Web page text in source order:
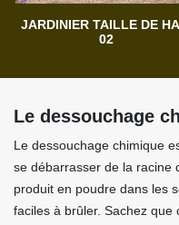
JARDINIER TAILLE DE
02
Le dessouchage
Le dessouchage chimique
se débarrasser de la racine
produit en poudre dans les
faciles à brûler. Sachez